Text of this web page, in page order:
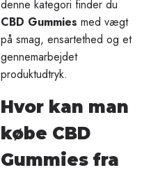
denne kategori finder du
CBD Gummies med vægt
på smag, ensartethed og et
gennemarbejdet
produktudtryk.
Hvor kan man
købe CBD
Gummies fra